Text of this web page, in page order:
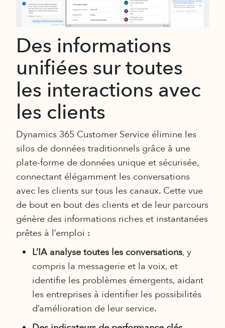
Des informations
unifiées sur toutes
les interactions avec
les clients
Dynamics 365 Customer Service élimine les
silos de données traditionnels grâce à une
plate-forme de données unique et sécurisée,
connectant élégamment les conversations
avec les clients sur tous les canaux. Cette vue
de bout en bout des clients et de leur parcours
génère des informations riches et instantanées
prêtes à l’emploi :
L’IA analyse toutes les conversations, y
compris la messagerie et la voix, et
identifie les problèmes émergents, aidant
les entreprises à identifier les possibilités
d’amélioration de leur service.